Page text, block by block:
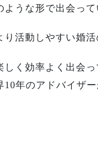
ような形で出会っ
活動しやすい婚
しく効率よく出会
年のアドバイザ